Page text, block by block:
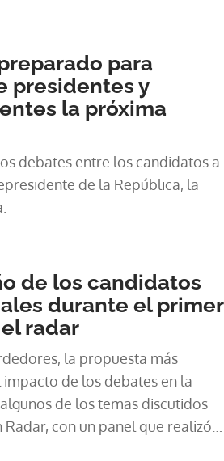
para
presidentes y
la próxima
debates entre los candidatos a
de la República, la
de los candidatos
durante el primer
radar
la propuesta más
de los debates en la
de los temas discutidos
con un panel que realizó